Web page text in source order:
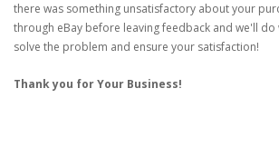
there was something unsatisfactory about your
through eBay before leaving feedback and we'll do
solve the problem and ensure your satisfaction!
Thank you for Your Business!